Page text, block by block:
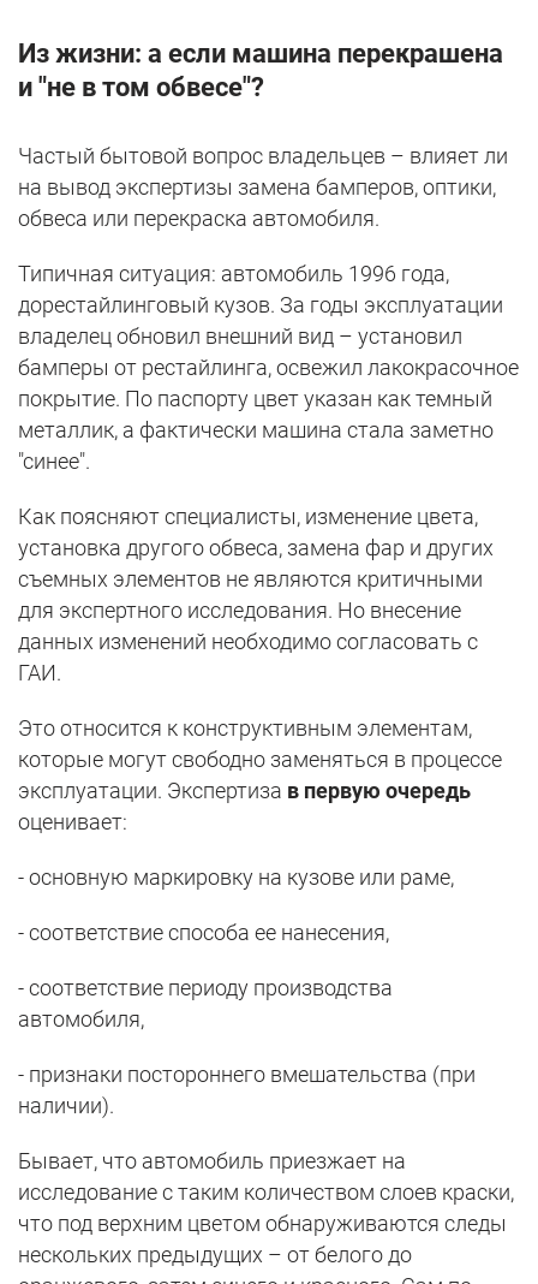
Из жизни: а если машина перекрашена
и "не в том обвесе"?
Частый бытовой вопрос владельцев – влияет ли
на вывод экспертизы замена бамперов, оптики,
обвеса или перекраска автомобиля.
Типичная ситуация: автомобиль 1996 года,
дорестайлинговый кузов. За годы эксплуатации
владелец обновил внешний вид – установил
бамперы от рестайлинга, освежил лакокрасочное
покрытие. По паспорту цвет указан как темный
металлик, а фактически машина стала заметно
"синее".
Как поясняют специалисты, изменение цвета,
установка другого обвеса, замена фар и других
съемных элементов не являются критичными
для экспертного исследования. Но внесение
данных изменений необходимо согласовать с
ГАИ.
Это относится к конструктивным элементам,
которые могут свободно заменяться в процессе
эксплуатации. Экспертиза в первую очередь
оценивает:
- основную маркировку на кузове или раме,
- соответствие способа ее нанесения,
- соответствие периоду производства
автомобиля,
- признаки постороннего вмешательства (при
наличии).
Бывает, что автомобиль приезжает на
исследование с таким количеством слоев краски,
что под верхним цветом обнаруживаются следы
нескольких предыдущих – от белого до